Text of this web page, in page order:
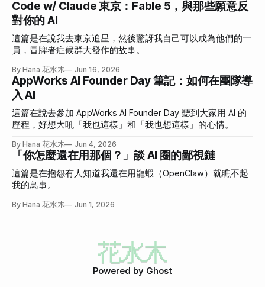
Code w/ Claude 東京：Fable 5，與那些願意反
對你的 AI
這篇是在說我去東京追星，然後驚訝我自己可以成為他們的一
員，冒牌者症候群大發作的故事。
By Hana 花水木 Jun 16, 2026
AppWorks AI Founder Day 筆記：如何在團隊導
入 AI
這篇在說去參加 AppWorks AI Founder Day 聽到大家用 AI 的
歷程，好想大吼「我也這樣」和「我也想這樣」的心情。
By Hana 花水木 Jun 4, 2026
「你怎麼還在用那個？」談 AI 圈的鄙視鏈
這篇是在抱怨有人知道我還在用龍蝦（OpenClaw）就瞧不起
我的鳥事。
By Hana 花水木 Jun 1, 2026
Powered by Ghost